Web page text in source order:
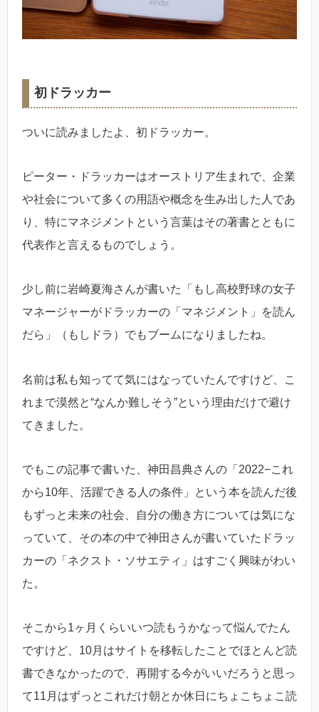
初ドラッカー
ついに読みましたよ、初ドラッカー。
ピーター・ドラッカーはオーストリア生まれで、企業
や社会について多くの用語や概念を生み出した人であ
り、特にマネジメントという言葉はその著書とともに
代表作と言えるものでしょう。
少し前に岩崎夏海さんが書いた「もし高校野球の女子
マネージャーがドラッカーの「マネジメント」を読ん
だら」（もしドラ）でもブームになりましたね。
名前は私も知ってて気にはなっていたんですけど、こ
れまで漠然と“なんか難しそう”という理由だけで避け
てきました。
でもこの記事で書いた、神田昌典さんの「2022−これ
から10年、活躍できる人の条件」という本を読んだ後
もずっと未来の社会、自分の働き方については気にな
っていて、その本の中で神田さんが書いていたドラッ
カーの「ネクスト・ソサエティ」はすごく興味がわい
た。
そこから1ヶ月くらいいつ読もうかなって悩んでたん
ですけど、10月はサイトを移転したことでほとんど読
書できなかったので、再開する今がいいだろうと思っ
て11月はずっとこれだけ朝とか休日にちょこちょこ読